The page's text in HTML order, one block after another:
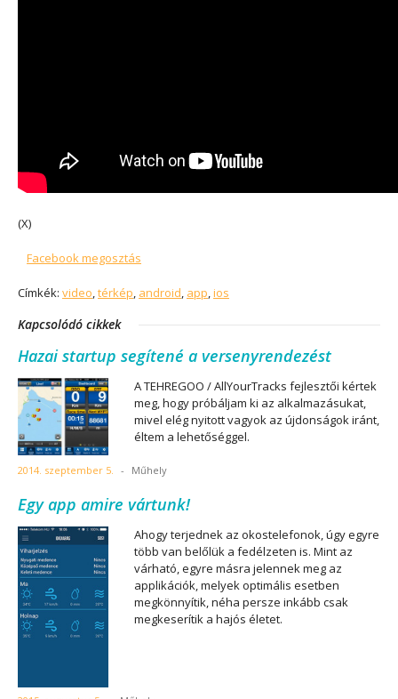
(X)
Facebook megosztás
Címkék: video,térkép, android, app,ios
Kapcsolódó cikkek
Hazai startup segítené a versenyrendezést
A TEHREGOO / AllYourTracks fejlesztői kértek
meg, hogy próbáljam ki az alkalmazásukat,
mivel elég nyitott vagyok az újdonságok iránt,
éltem a lehetőséggel.
2014. szeptember 5. - Műhely
Egy app amire vártunk!
Ahogy terjednek az okostelefonok, úgy egyre
több van belőlük a fedélzeten is. Mint az
várható, egyre másra jelennek meg az
applikációk, melyek optimális esetben
megkönnyítik, néha persze inkább csak
megkeserítik a hajós életet.